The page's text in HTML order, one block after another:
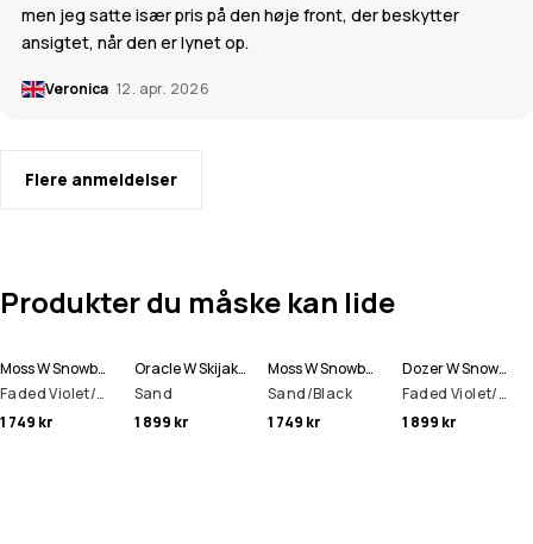
men jeg satte især pris på den høje front, der beskytter
ansigtet, når den er lynet op.
Veronica 12. apr. 2026
Flere anmeldelser
Produkter du måske kan lide
Moss W Snowboardjakke Dame
Faded Violet/Black
1 749 kr
Oracle W Skijakke Dame
Sand
1 899 kr
Moss W Snowboardjakke Dame
Sand/Black
1 749 kr
Dozer W Snowboard Bukser Dame
Faded Violet/Black
1 899 kr